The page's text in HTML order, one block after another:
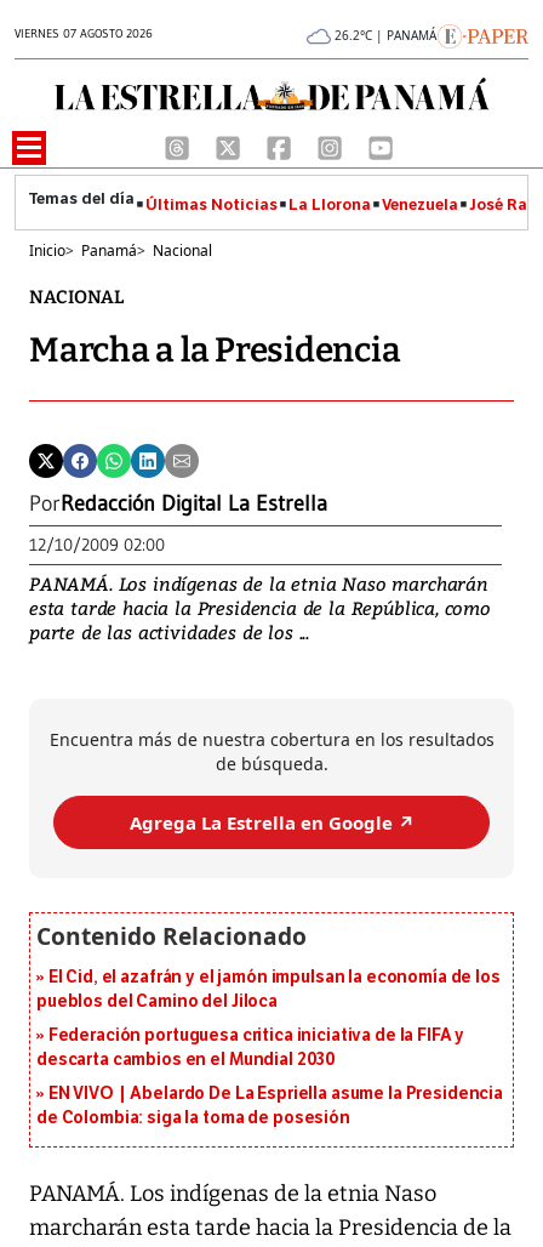
VIERNES 07 AGOSTO 2026 26.2°C | PANAMÁ
Últimas Noticias La Llorona Venezuela José
Inicio> Panamá> Nacional
NACIONAL
Marcha a la Presidencia
PorRedacción Digital La Estrella
12/10/2009 02:00
PANAMÁ. Los indígenas de la etnia Naso marcharán
esta tarde hacia la Presidencia de la República, como
parte de las actividades de los ...
Encuentra más de nuestra cobertura en los resultados
de búsqueda.
Agrega La Estrella en Google ↗️
El Cid, el azafrán y el jamón impulsan la economía de los
pueblos del Camino del Jiloca
Federación portuguesa critica iniciativa de la FIFA y
descarta cambios en el Mundial 2030
EN VIVO | Abelardo De La Espriella asume la Presidencia
de Colombia: siga la toma de posesión
PANAMÁ. Los indígenas de la etnia Naso
marcharán esta tarde hacia la Presidencia de la